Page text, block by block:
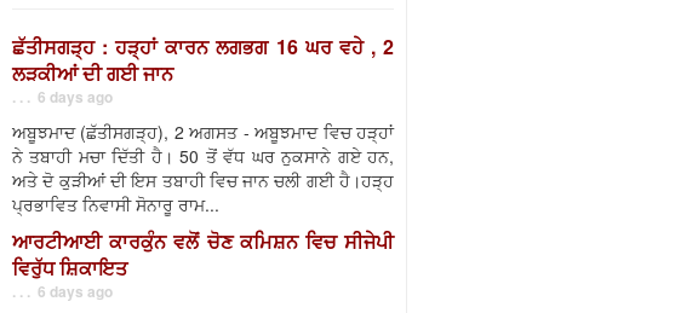
ਛੱਤੀਸਗੜ੍ਹ : ਹੜ੍ਹਾਂ ਕਾਰਨ ਲਗਭਗ 16 ਘਰ ਵਹੇ , 2
ਲੜਕੀਆਂ ਦੀ ਗਈ ਜਾਨ
. . . 6 days ago
ਅਬੂਝਮਾਦ (ਛੱਤੀਸਗੜ੍ਹ), 2 ਅਗਸਤ - ਅਬੂਝਮਾਦ ਵਿਚ ਹੜ੍ਹਾਂ
ਨੇ ਤਬਾਹੀ ਮਚਾ ਦਿੱਤੀ ਹੈ। 50 ਤੋਂ ਵੱਧ ਘਰ ਨੁਕਸਾਨੇ ਗਏ ਹਨ,
ਅਤੇ ਦੋ ਕੁੜੀਆਂ ਦੀ ਇਸ ਤਬਾਹੀ ਵਿਚ ਜਾਨ ਚਲੀ ਗਈ ਹੈ।ਹੜ੍ਹ
ਪ੍ਰਭਾਵਿਤ ਨਿਵਾਸੀ ਸੋਨਾਰੂ ਰਾਮ...
ਆਰਟੀਆਈ ਕਾਰਕੁੰਨ ਵਲੋਂ ਚੋਣ ਕਮਿਸ਼ਨ ਵਿਚ ਸੀਜੇਪੀ
ਵਿਰੁੱਧ ਸ਼ਿਕਾਇਤ
. . . 6 days ago